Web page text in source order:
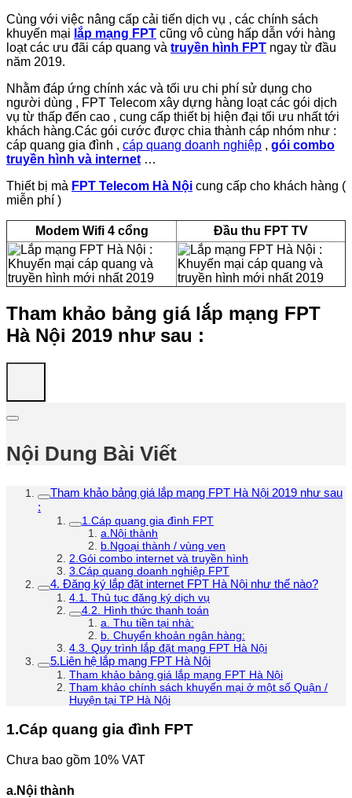
Cùng với việc nâng cấp cải tiến dịch vụ , các chính sách
khuyến mại lắp mạng FPT cũng vô cùng hấp dẫn với hàng
loạt các ưu đãi cáp quang và truyền hình FPT ngay từ đầu
năm 2019.
Nhằm đáp ứng chính xác và tối ưu chi phí sử dụng cho
người dùng , FPT Telecom xây dựng hàng loạt các gói dịch
vụ từ thấp đến cao , cung cấp thiết bị hiện đại tối ưu nhất tới
khách hàng.Các gói cước được chia thành cáp nhóm như :
cáp quang gia đình , cáp quang doanh nghiệp , gói combo
truyền hình và internet …
Thiết bị mà FPT Telecom Hà Nội cung cấp cho khách hàng (
miễn phí )
Modem Wifi 4 cổng Đầu thu FPT TV
Tham khảo bảng giá lắp mạng FPT
Hà Nội 2019 như sau :
Nội Dung Bài Viết
Tham khảo bảng giá lắp mạng FPT Hà Nội 2019 như sau
:
1.Cáp quang gia đình FPT
a.Nội thành
b.Ngoại thành / vùng ven
2.Gói combo internet và truyền hình
3.Cáp quang doanh nghiệp FPT
4. Đăng ký lắp đặt internet FPT Hà Nội như thế nào?
4.1. Thủ tục đăng ký dịch vụ
4.2. Hình thức thanh toán
a. Thu tiền tại nhà:
b. Chuyển khoản ngân hàng:
4.3. Quy trình lắp đặt mạng FPT Hà Nội
5.Liên hệ lắp mạng FPT Hà Nội
Tham khảo bảng giá lắp mạng FPT Hà Nội
Tham khảo chính sách khuyến mại ở một số Quận /
Huyện tại TP Hà Nội
1.Cáp quang gia đình FPT
Chưa bao gồm 10% VAT
a.Nội thành